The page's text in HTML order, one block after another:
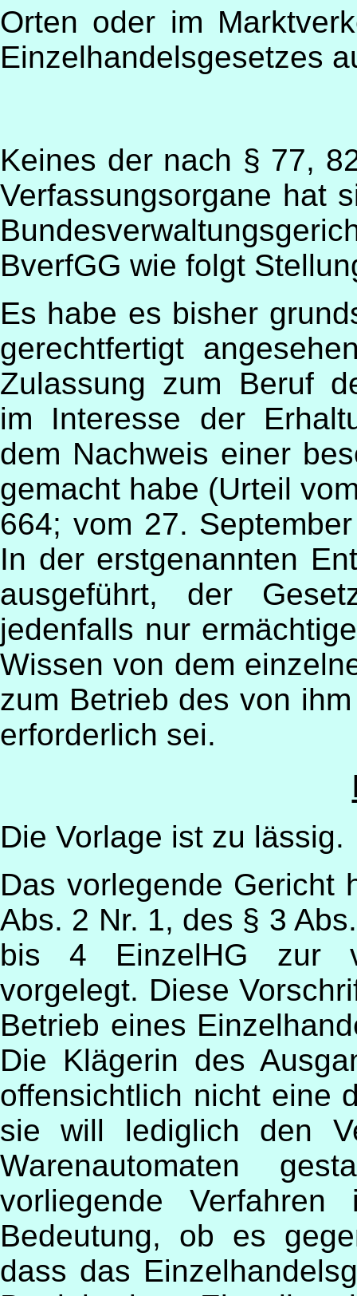
Orten oder im
Einzelhandelsgesetzes
Keines der nach § 77,
Verfassungsorgane hat
BverfGG wie folgt
Es habe es bisher
gerechtfertigt
Zulassung zum Beruf
im Interesse der
dem Nachweis einer
gemacht habe (Urteil
664; vom 27.
In der erstgenannten
ausgeführt, der
jedenfalls nur
Wissen von dem
zum Betrieb des von
erforderlich sei.
Die Vorlage ist zu lässig.
Das vorlegende Gericht
Abs. 2 Nr. 1, des § 3
bis 4 EinzelHG zur
vorgelegt. Diese
Betrieb eines
Die Klägerin des
offensichtlich nicht eine
sie will lediglich den
Warenautomaten
vorliegende
Bedeutung, ob es
dass das